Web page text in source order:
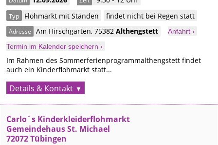
Typ Flohmarkt mit Ständen findet nicht bei Regen statt
Adresse Am Hirschgarten,75382Althengstett
Anfahrt ›
Termin im Kalender speichern ›
Im Rahmen des Sommerferienprogrammalthengstett findet
auch ein Kinderflohmarkt statt...
Details & Kontakt
Carlo´s Kinderkleiderflohmarkt
Gemeindehaus St. Michael
72072 Tübingen